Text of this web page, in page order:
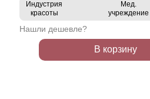
Индустрия
красоты
Мед.
учреждение
Нашли дешевле?
В корзину